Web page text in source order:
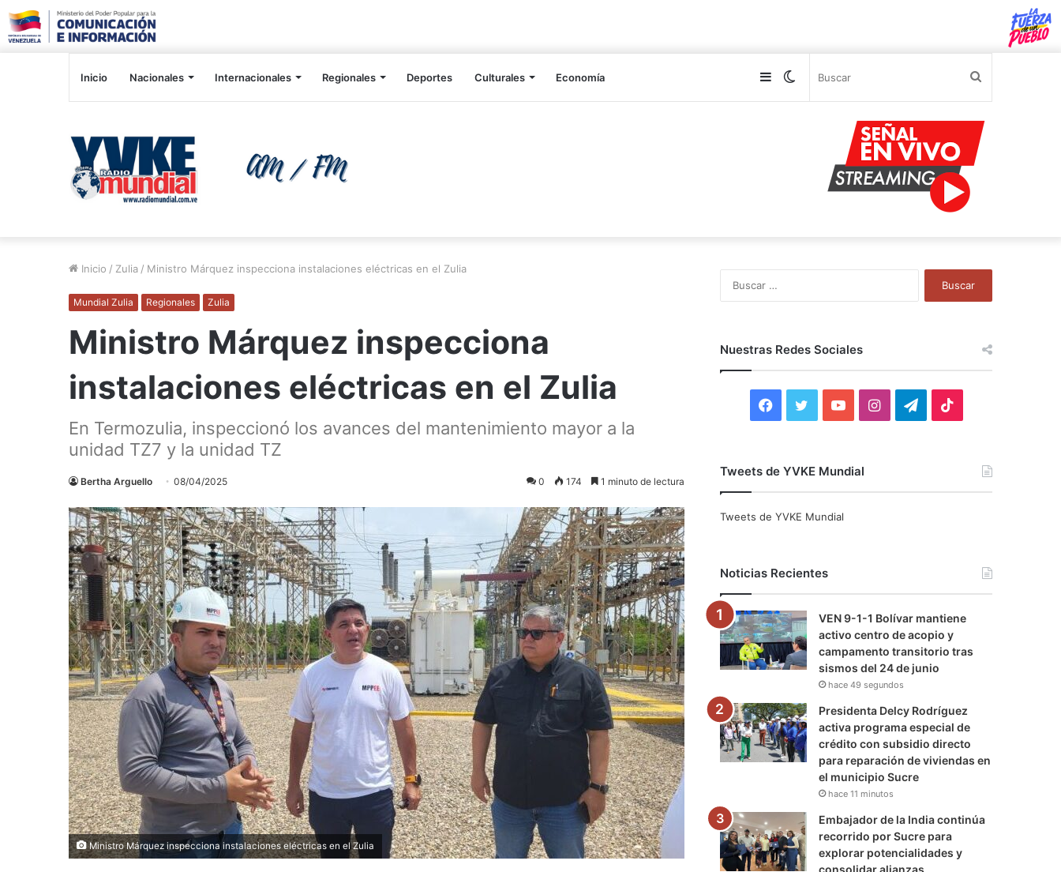
Inicio Nacionales Internacionales Regionales Deportes Culturales Economía Switch
Sidebar
Inicio / Zulia / Ministro Márquez inspecciona instalaciones eléctricas en el Zulia
Mundial Zulia Regionales Zulia
Ministro Márquez inspecciona
instalaciones eléctricas en el Zulia
En Termozulia, inspeccionó los avances del mantenimiento mayor a la
unidad TZ7 y la unidad TZ
Bertha Arguello 08/04/2025 0 174 1 minuto de lectura
Ministro Márquez inspecciona instalaciones eléctricas en el Zulia
Nuestras Redes Sociales
F
c
o
k
i
r
Y
u
e
I
r
a
m
T
a
m
Tweets de YVKE Mundial
Tweets de YVKE Mundial
Noticias Recientes
VEN 9-1-1 Bolívar mantiene
activo centro de acopio y
campamento transitorio tras
sismos del 24 de junio
hace 49 segundos
Presidenta Delcy Rodríguez
activa programa especial de
crédito con subsidio directo
para reparación de viviendas en
el municipio Sucre
hace 11 minutos
Embajador de la India continúa
recorrido por Sucre para
explorar potencialidades y
consolidar alianzas